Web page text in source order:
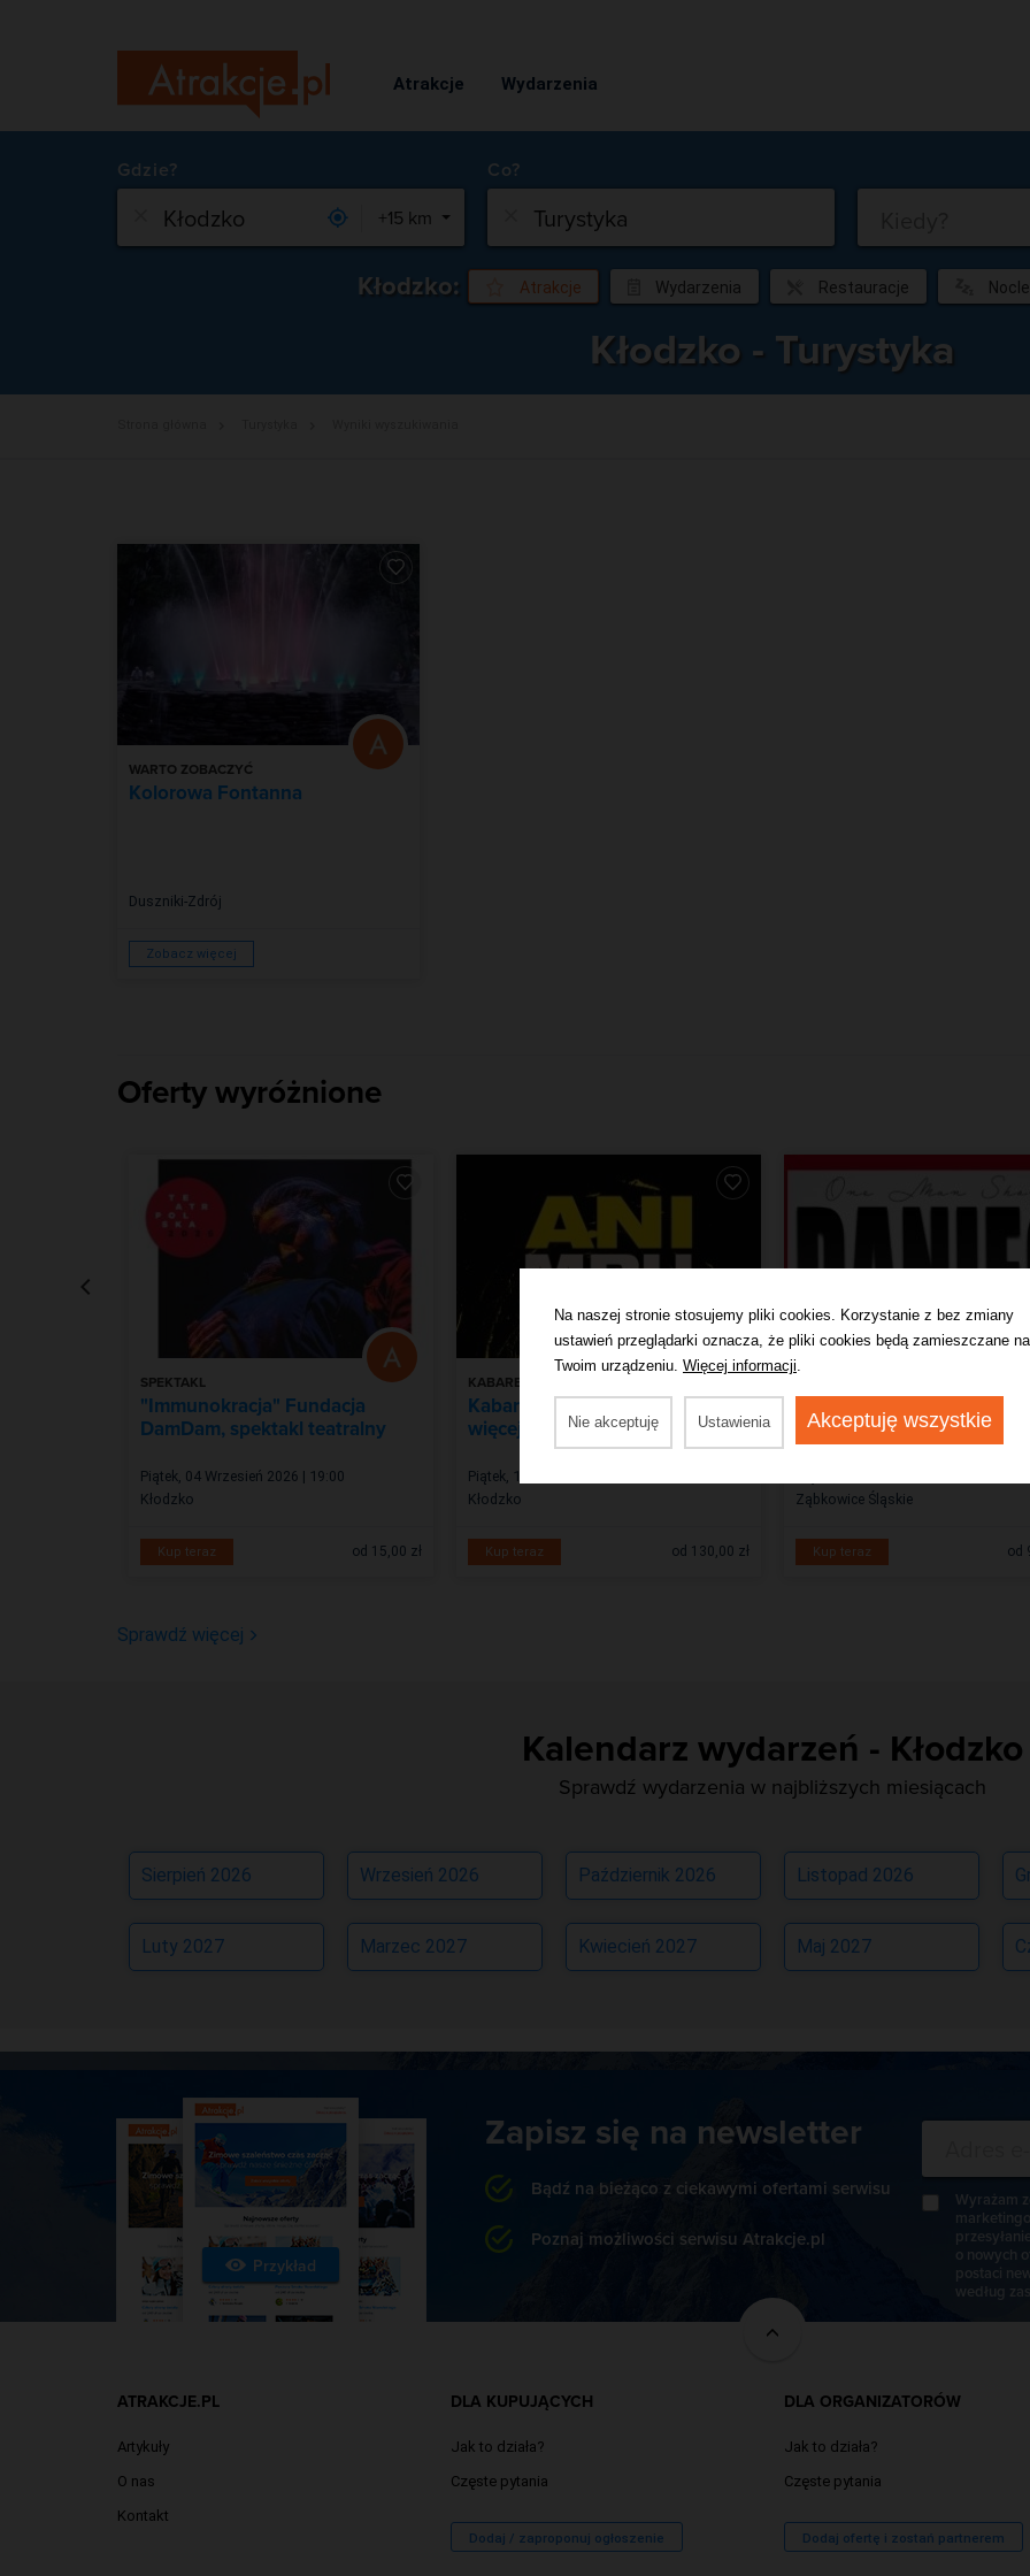
Atrakcje Wydarzenia
Gdzie?
+15 km
Co?
Kłodzko: Atrakcje Wydarzenia Restauracje
Kłodzko - Turystyka
WARTO ZOBACZYĆ
Kolorowa Fontanna
Duszniki-Zdrój
Zobacz więcej
Oferty wyróżnione
SPEKTAKL
"Immunokracja" Fundacja
DamDam, spektakl teatralny
Piątek, 04 Wrzesień 2026 | 19:00
Kłodzko
Kup teraz od 15,00 zł
KABARET
Kabaret Ani Mru Mru - Mniej
więcej
Piątek, 11 Wrzesień 2026 | 17:30
Kłodzko
Kup teraz od 130,00 zł
Marcin Daniec - One Man
Ząbkowice Śląskie
Kup teraz od
Sprawdź więcej
Kalendarz wydarzeń - Kłodzko
Sprawdź wydarzenia w najbliższych miesiącach
Sierpień 2026 Wrzesień 2026 Październik 2026 Listopad 2026
Luty 2027 Marzec 2027 Kwiecień 2027 Maj 2027
Przykład
Zapisz się na newsletter
Bądź na bieżąco z ciekawymi ofertami serwisu
Poznaj możliwości serwisu Atrakcje.pl
Wyrażam
o nowych
postaci
według
ATRAKCJE.PL
Artykuły
O nas
Kontakt
DLA KUPUJĄCYCH
Jak to działa?
Częste pytania
Dodaj / zaproponuj ogłoszenie
DLA ORGANIZATORÓW
Jak to działa?
Częste pytania
Dodaj ofertę i zostań partnerem
Na naszej stronie stosujemy pliki cookies. Korzystanie z bez zmiany
ustawień przeglądarki oznacza, że pliki cookies będą zamieszczane na
Twoim urządzeniu. Więcej informacji
Nie akceptuję Ustawienia Akceptuję wszystkie